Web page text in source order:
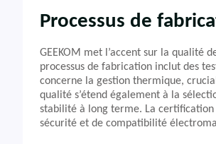
Processus de
GEEKOM met l’accent sur la qualité
processus de fabrication inclut des
concerne la gestion thermique,
qualité s’étend également à la
stabilité à long terme. La certification
sécurité et de compatibilité